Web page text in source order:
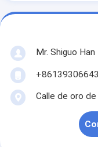
Mr. Shiguo Han
Calle de oro de